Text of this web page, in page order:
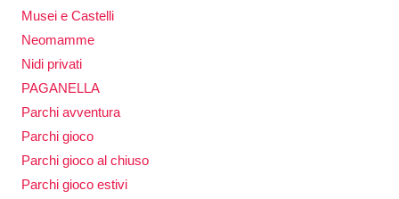
Musei e Castelli
Neomamme
Nidi privati
PAGANELLA
Parchi avventura
Parchi gioco
Parchi gioco al chiuso
Parchi gioco estivi